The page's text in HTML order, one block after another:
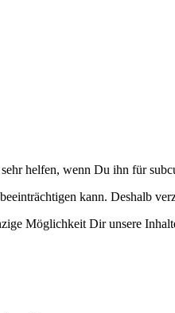
helfen, wenn Du ihn für
kann. Deshalb
Möglichkeit Dir unsere